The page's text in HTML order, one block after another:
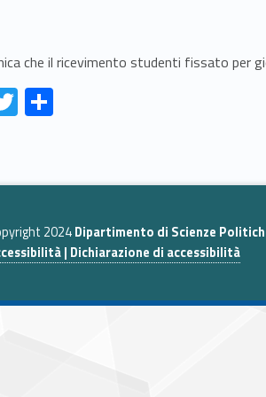
che il ricevimento studenti fissato per
T
w
er
Link identifier #identifier__97244-3
di
vi
di
2024Dipartimento di Scienze
| Dichiarazione di accessibilità